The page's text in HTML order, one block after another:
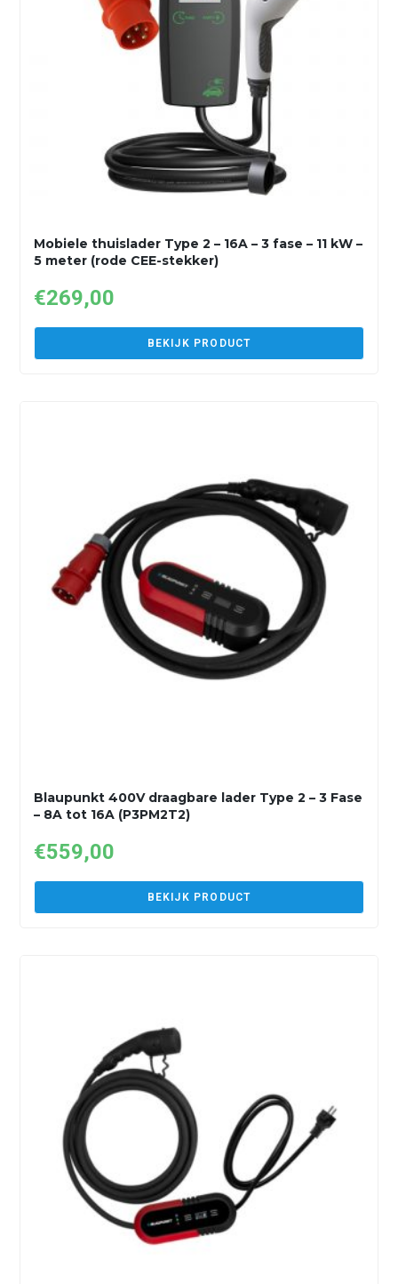
Mobiele thuislader Type 2 – 16A – 3 fase – 11 kW –
5 meter (rode CEE-stekker)
€269,00
BEKIJK PRODUCT
Blaupunkt 400V draagbare lader Type 2 – 3 Fase
– 8A tot 16A (P3PM2T2)
€559,00
BEKIJK PRODUCT